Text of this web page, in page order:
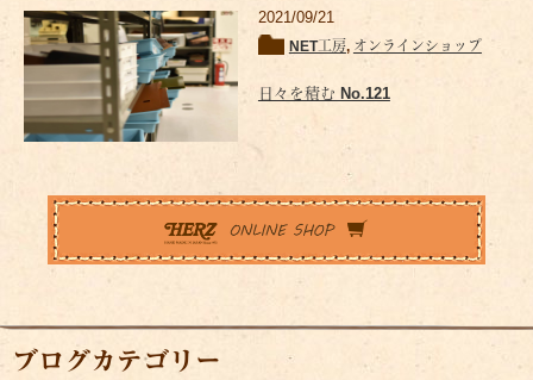
2021/09/21
NET工房, オンラインショップ
日々を積む No.121
ブログカテゴリー